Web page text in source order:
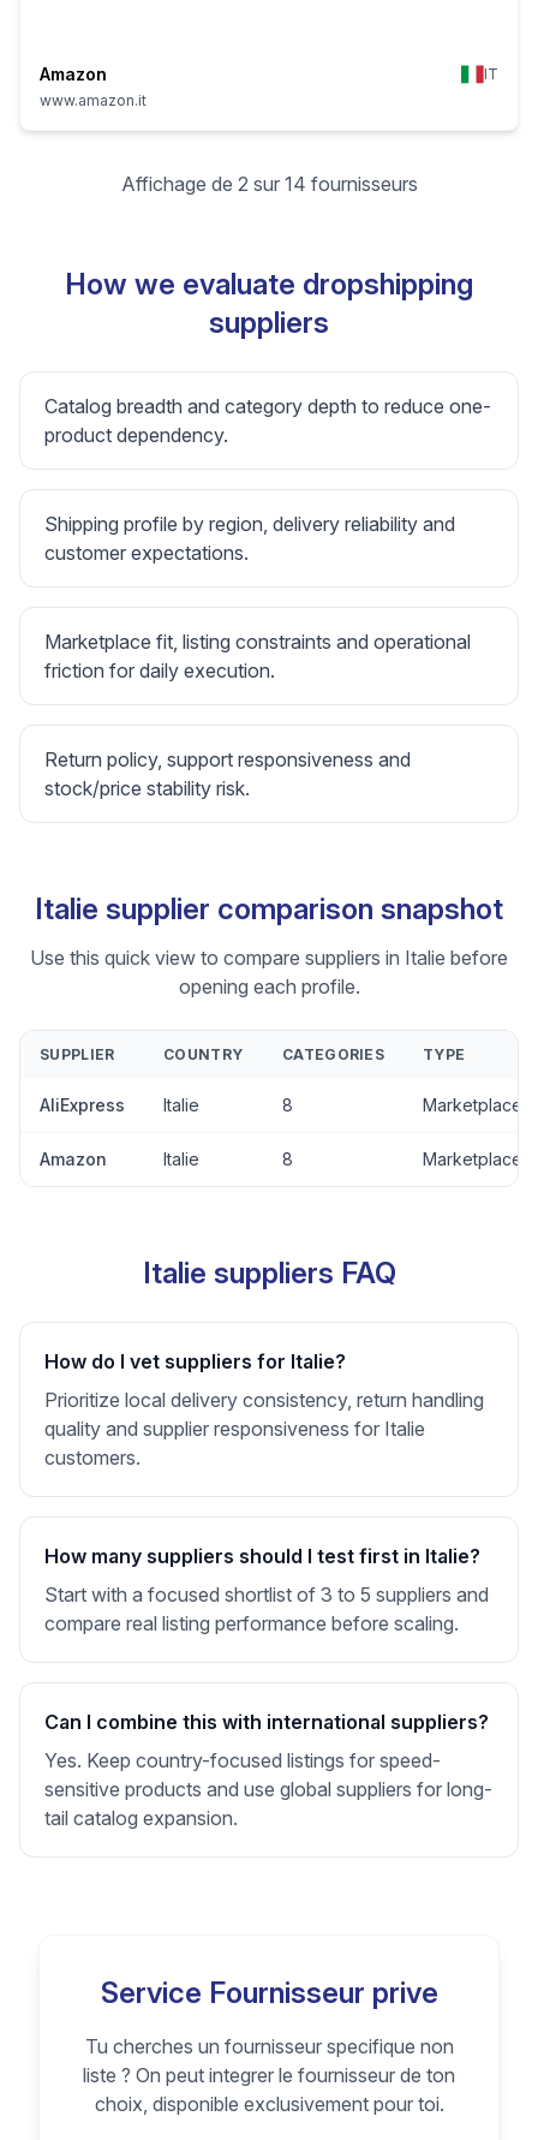
Amazon
IT
www.amazon.it
Affichage de 2 sur 14 fournisseurs
How we evaluate dropshipping
suppliers
Catalog breadth and category depth to reduce one-
product dependency.
Shipping profile by region, delivery reliability and
customer expectations.
Marketplace fit, listing constraints and operational
friction for daily execution.
Return policy, support responsiveness and
stock/price stability risk.
Italie supplier comparison snapshot
Use this quick view to compare suppliers in Italie before
opening each profile.
SUPPLIER COUNTRY CATEGORIES TYPE
AliExpress Italie 8 Marketplace
Amazon Italie 8 Marketplace
Italie suppliers FAQ
How do I vet suppliers for Italie?
Prioritize local delivery consistency, return handling
quality and supplier responsiveness for Italie
customers.
How many suppliers should I test first in Italie?
Start with a focused shortlist of 3 to 5 suppliers and
compare real listing performance before scaling.
Can I combine this with international suppliers?
Yes. Keep country-focused listings for speed-
sensitive products and use global suppliers for long-
tail catalog expansion.
Service Fournisseur prive
Tu cherches un fournisseur specifique non
liste ? On peut integrer le fournisseur de ton
choix, disponible exclusivement pour toi.